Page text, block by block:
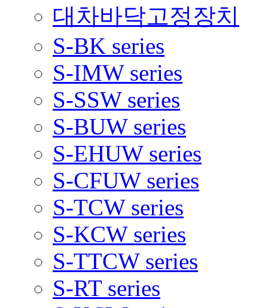
대차바닥고정장치
S-BK series
S-IMW series
S-SSW series
S-BUW series
S-EHUW series
S-CFUW series
S-TCW series
S-KCW series
S-TTCW series
S-RT series